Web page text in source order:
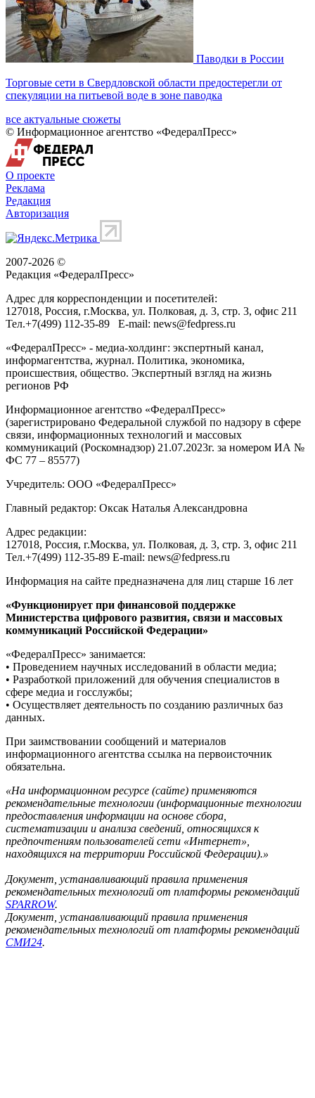
Паводки в России
Торговые сети в Свердловской области предостерегли от
спекуляции на питьевой воде в зоне паводка
все актуальные сюжеты
© Информационное агентство «ФедералПресс»
О проекте
Реклама
Редакция
Авторизация
2007-2026 ©
Редакция «ФедералПресс»
Адрес для корреспонденции и посетителей:
127018, Россия, г.Москва, ул. Полковая, д. 3, стр. 3, офис 211
Тел.+7(499) 112-35-89 E-mail: news@fedpress.ru
«ФедералПресс» - медиа-холдинг: экспертный канал,
информагентства, журнал. Политика, экономика,
происшествия, общество. Экспертный взгляд на жизнь
регионов РФ
Информационное агентство «ФедералПресс»
(зарегистрировано Федеральной службой по надзору в сфере
связи, информационных технологий и массовых
коммуникаций (Роскомнадзор) 21.07.2023г. за номером ИА №
ФС 77 – 85577)
Учредитель: ООО «ФедералПресс»
Главный редактор: Оксак Наталья Александровна
Адрес редакции:
127018, Россия, г.Москва, ул. Полковая, д. 3, стр. 3, офис 211
Тел.+7(499) 112-35-89 E-mail: news@fedpress.ru
Информация на сайте предназначена для лиц старше 16 лет
«Функционирует при финансовой поддержке
Министерства цифрового развития, связи и массовых
коммуникаций Российской Федерации»
«ФедералПресс» занимается:
• Проведением научных исследований в области медиа;
• Разработкой приложений для обучения специалистов в
сфере медиа и госслужбы;
• Осуществляет деятельность по созданию различных баз
данных.
При заимствовании сообщений и материалов
информационного агентства ссылка на первоисточник
обязательна.
«На информационном ресурсе (сайте) применяются
рекомендательные технологии (информационные технологии
предоставления информации на основе сбора,
систематизации и анализа сведений, относящихся к
предпочтениям пользователей сети «Интернет»,
находящихся на территории Российской Федерации).»
Документ, устанавливающий правила применения
рекомендательных технологий от платформы рекомендаций
SPARROW.
Документ, устанавливающий правила применения
рекомендательных технологий от платформы рекомендаций
СМИ24.